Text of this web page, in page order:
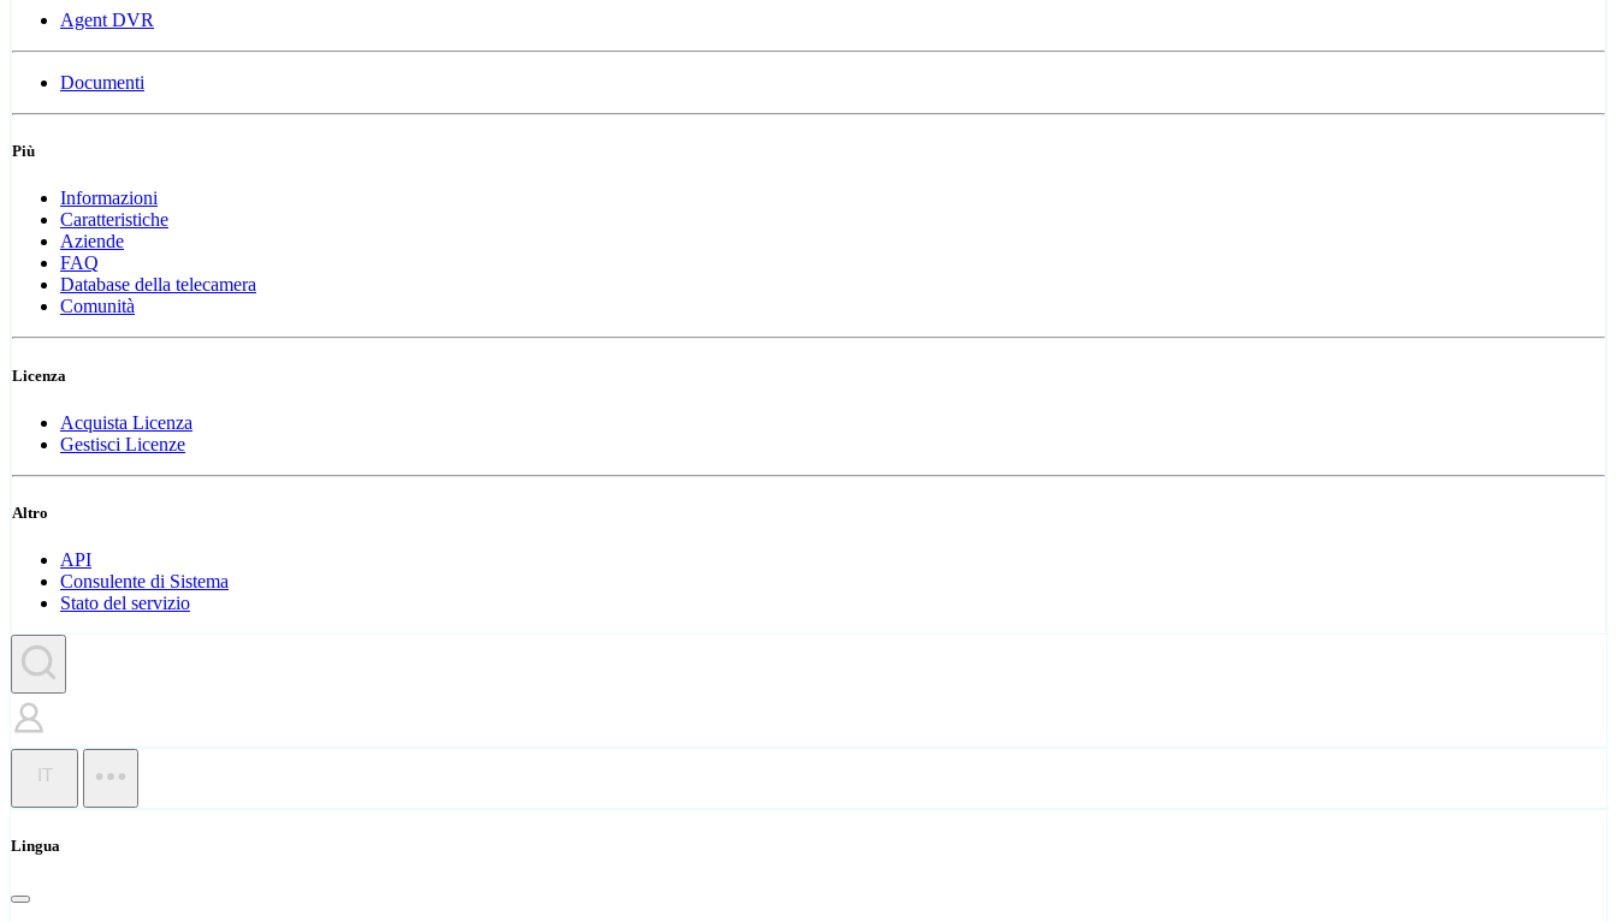
Agent DVR
Documenti
Più
Informazioni
Caratteristiche
Aziende
FAQ
Database della telecamera
Comunità
Licenza
Acquista Licenza
Gestisci Licenze
Altro
API
Consulente di Sistema
Stato del servizio
IT
Lingua